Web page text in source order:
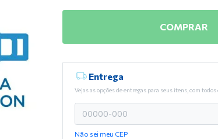
COMPRAR
Entrega
Vejas as opções de entregas para seus itens, com todos
Não sei meu CEP